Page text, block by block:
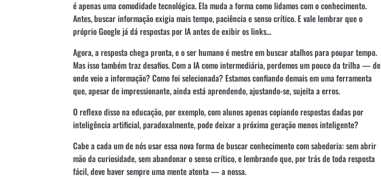
é apenas uma comodidade tecnológica. Ela muda a forma como lidamos com o conhecimento.
Antes, buscar informação exigia mais tempo, paciência e senso crítico. E vale lembrar que o
próprio Google já dá respostas por IA antes de exibir os links…
Agora, a resposta chega pronta, e o ser humano é mestre em buscar atalhos para poupar tempo.
Mas isso também traz desafios. Com a IA como intermediária, perdemos um pouco da trilha — de
onde veio a informação? Como foi selecionada? Estamos confiando demais em uma ferramenta
que, apesar de impressionante, ainda está aprendendo, ajustando-se, sujeita a erros.
O reflexo disso na educação, por exemplo, com alunos apenas copiando respostas dadas por
inteligência artificial, paradoxalmente, pode deixar a próxima geração menos inteligente?
Cabe a cada um de nós usar essa nova forma de buscar conhecimento com sabedoria: sem abrir
mão da curiosidade, sem abandonar o senso crítico, e lembrando que, por trás de toda resposta
fácil, deve haver sempre uma mente atenta — a nossa.